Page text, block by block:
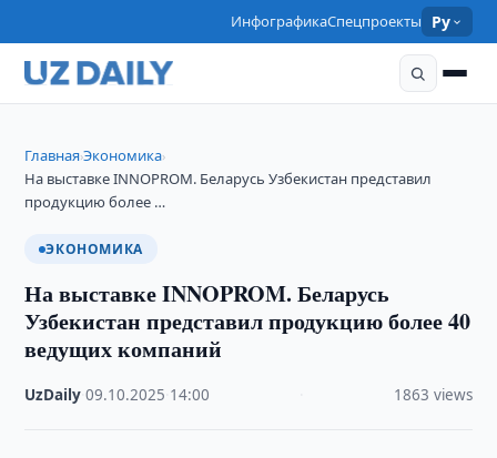
ИнфографикаСпецпроекты Ру
Главная›Экономика›
На выставке INNOPROM. Беларусь Узбекистан представил
продукцию более …
ЭКОНОМИКА
На выставке INNOPROM. Беларусь
Узбекистан представил продукцию более 40
ведущих компаний
UzDaily ·09.10.2025 14:00 1863 views